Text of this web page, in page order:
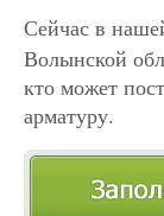
Сейчас в
Волынской
кто может
арматуру.